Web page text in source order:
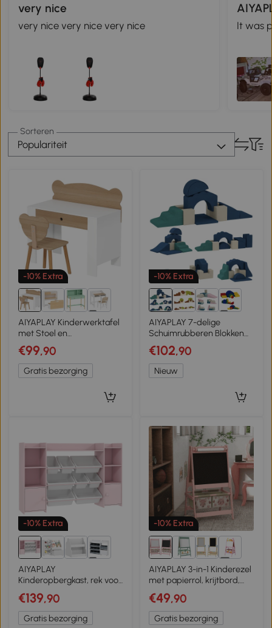
very nice
very nice very nice very nice It was
Sorteren
Populariteit
-10% Extra
1+
AIYAPLAY Kinderwerktafel
met Stoel en
Berenrugleuning, Lade, voor
Schrijven en Knutselen, 3-8
Jaar, Natuur Hout
€99,90
Gratis bezorging
-10% Extra
1+
AIYAPLAY 7-delige
Schuimrubberen Blokken
Kind XXL Softbausteinen
met Antislip Onderzijde –
Donkerblauw
€102,90
Nieuw
-10% Extra
1+
AIYAPLAY
Kinderopbergkast, rek voor
speelgoed en boeken, voor
overzichtelijk opruimen, 8
uitneembare boxen, Roze
€139,90
Gratis bezorging
-10% Extra
3+
AIYAPLAY 3-in-1 Kinderezel
met papierrol, krijtbord,
whiteboard,
opbergmanden, 54 x 46,5
x 93 cm, roze
€49,90
Gratis bezorging